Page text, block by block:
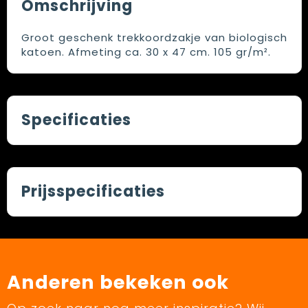
Omschrijving
Groot geschenk trekkoordzakje van biologisch
katoen. Afmeting ca. 30 x 47 cm. 105 gr/m².
Specificaties
Prijsspecificaties
Anderen bekeken ook